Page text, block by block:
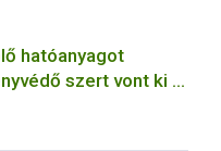
hatóanyagot
szert vont ki a